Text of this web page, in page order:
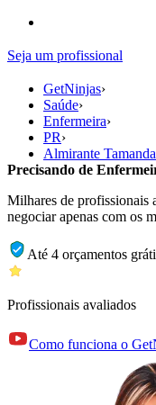
Seja um profissional
GetNinjas›
Saúde›
Enfermeira›
PR›
Almirante
Precisando de
Milhares de profissionais
negociar apenas com os
Até 4 orçamentos
Profissionais avaliados
Como funciona o